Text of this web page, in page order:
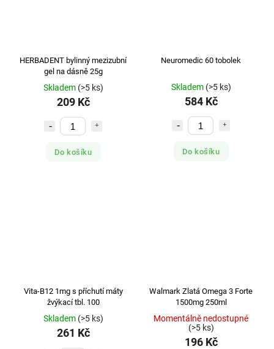
HERBADENT bylinný mezizubní
gel na dásně 25g
Skladem (>5 ks)
209 Kč
Do košíku
Neuromedic 60 tobolek
Skladem (>5 ks)
584 Kč
Do košíku
Vita-B12 1mg s příchutí máty
žvýkací tbl. 100
Skladem (>5 ks)
261 Kč
Walmark Zlatá Omega 3 Forte
1500mg 250ml
Momentálně nedostupné
(>5 ks)
196 Kč